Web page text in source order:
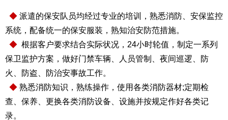
◆ 派遣的保安队员均经过专业的培训，熟悉消防、安保监控
系统，配备统一的保安服装，熟知治安防范措施。
◆ 根据客户要求结合实际状况，24小时轮值，制定一系列
保卫监护方案，做好门禁车辆、人员管制、夜间巡逻、防
火、防盗、防治安事故工作。
◆ 熟悉消防知识，熟练操作，使用各类消防器材;定期检
查、保养、更换各类消防设备、设施并按规定作好各类记
录。